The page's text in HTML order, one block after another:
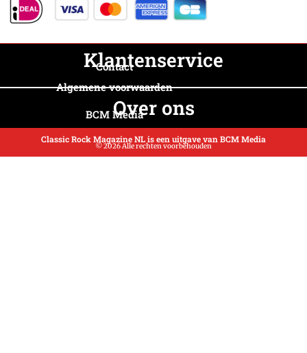
Klantenservice
Contact
Algemene voorwaarden
Over ons
BCM Media
Classic Rock Magazine NL is een uitgave van BCM Media
© 2026 Alle rechten voorbehouden